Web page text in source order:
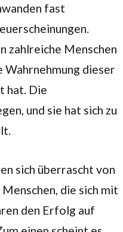
fast
zahlreiche Menschen
Wahrnehmung dieser
hat. Die
und sie hat sich zu
sich überrascht von
die sich mit
den Erfolg auf